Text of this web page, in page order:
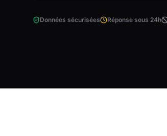
Données sécurisées Réponse sous 24h